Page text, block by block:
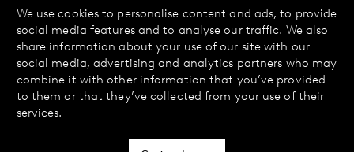
We use cookies to personalise content and ads, to provide
social media features and to analyse our traffic. We also
share information about your use of our site with our
social media, advertising and analytics partners who may
combine it with other information that you’ve provided
to them or that they’ve collected from your use of their
services.
Vanlige spørsmål
Vilkår
Personvernerklæring
Bytte og retur
Informasjonskapsler